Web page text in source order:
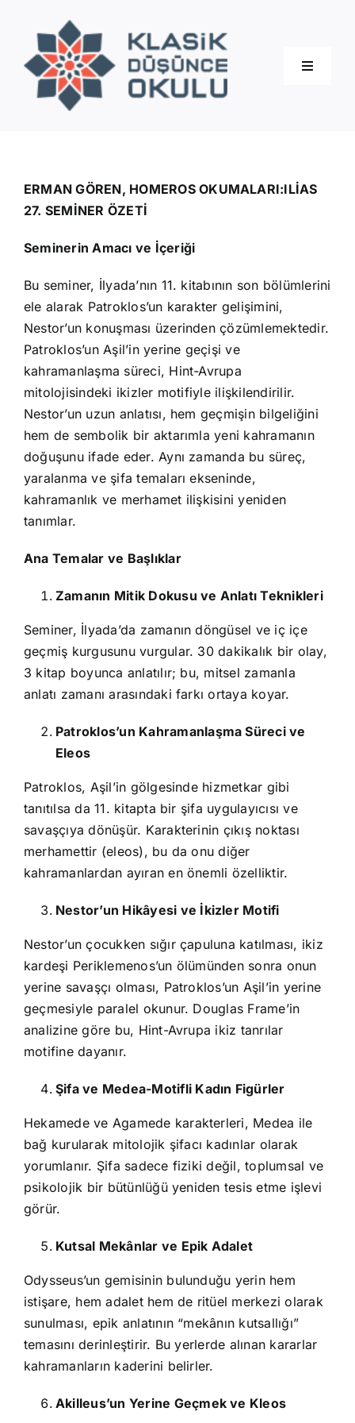
content
Toggle
Eğitimler
İletişim
ERMAN GÖREN, HOMEROS OKUMALARI:ILİAS
27. SEMİNER ÖZETİ
Seminerin Amacı ve İçeriği
Bu seminer, İlyada’nın 11. kitabının son bölümlerini
ele alarak Patroklos’un karakter gelişimini,
Nestor’un konuşması üzerinden çözümlemektedir.
Patroklos’un Aşil’in yerine geçişi ve
kahramanlaşma süreci, Hint-Avrupa
mitolojisindeki ikizler motifiyle ilişkilendirilir.
Nestor’un uzun anlatısı, hem geçmişin bilgeliğini
hem de sembolik bir aktarımla yeni kahramanın
doğuşunu ifade eder. Aynı zamanda bu süreç,
yaralanma ve şifa temaları ekseninde,
kahramanlık ve merhamet ilişkisini yeniden
tanımlar.
Ana Temalar ve Başlıklar
Zamanın Mitik Dokusu ve Anlatı Teknikleri
Seminer, İlyada’da zamanın döngüsel ve iç içe
geçmiş kurgusunu vurgular. 30 dakikalık bir olay,
3 kitap boyunca anlatılır; bu, mitsel zamanla
anlatı zamanı arasındaki farkı ortaya koyar.
Patroklos’un Kahramanlaşma Süreci ve
Eleos
Patroklos, Aşil’in gölgesinde hizmetkar gibi
tanıtılsa da 11. kitapta bir şifa uygulayıcısı ve
savaşçıya dönüşür. Karakterinin çıkış noktası
merhamettir (eleos), bu da onu diğer
kahramanlardan ayıran en önemli özelliktir.
Nestor’un Hikâyesi ve İkizler Motifi
Nestor’un çocukken sığır çapuluna katılması, ikiz
kardeşi Periklemenos’un ölümünden sonra onun
yerine savaşçı olması, Patroklos’un Aşil’in yerine
geçmesiyle paralel okunur. Douglas Frame’in
analizine göre bu, Hint-Avrupa ikiz tanrılar
motifine dayanır.
Şifa ve Medea-Motifli Kadın Figürler
Hekamede ve Agamede karakterleri, Medea ile
bağ kurularak mitolojik şifacı kadınlar olarak
yorumlanır. Şifa sadece fiziki değil, toplumsal ve
psikolojik bir bütünlüğü yeniden tesis etme işlevi
görür.
Kutsal Mekânlar ve Epik Adalet
Odysseus’un gemisinin bulunduğu yerin hem
istişare, hem adalet hem de ritüel merkezi olarak
sunulması, epik anlatının “mekânın kutsallığı”
temasını derinleştirir. Bu yerlerde alınan kararlar
kahramanların kaderini belirler.
Akilleus’un Yerine Geçmek ve Kleos